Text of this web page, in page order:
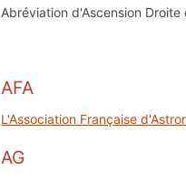
Abréviation d'Ascension
AFA
L'Association Française
AG